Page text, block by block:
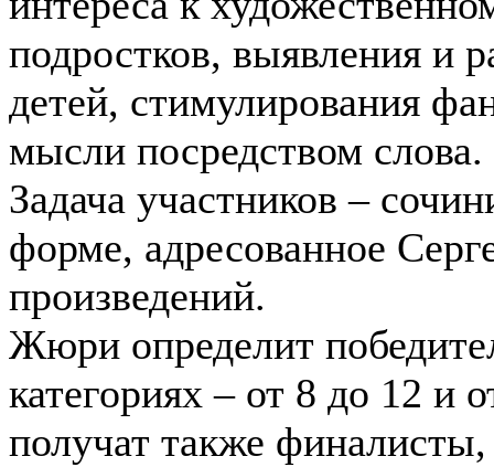
подростков, выявления и
детей, стимулирования
мысли посредством слова.
Задача участников –
форме, адресованное
произведений.
Жюри определит
категориях – от 8 до 12 и
получат также